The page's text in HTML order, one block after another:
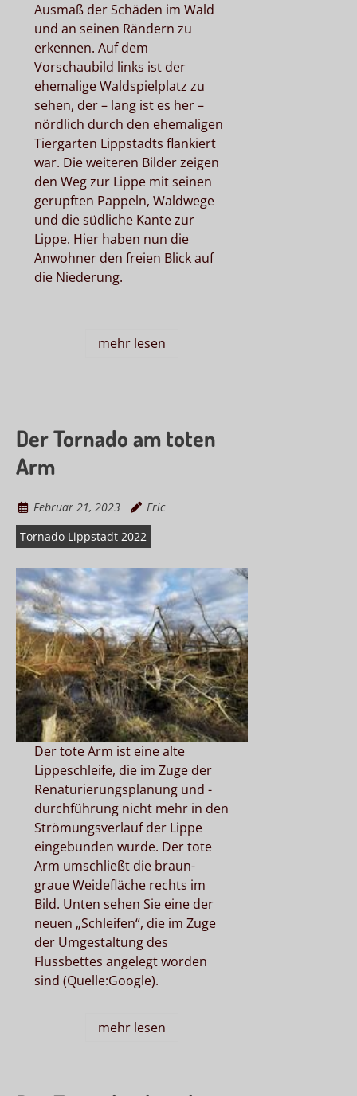
Ausmaß der Schäden im Wald
und an seinen Rändern zu
erkennen. Auf dem
Vorschaubild links ist der
ehemalige Waldspielplatz zu
sehen, der – lang ist es her –
nördlich durch den ehemaligen
Tiergarten Lippstadts flankiert
war. Die weiteren Bilder zeigen
den Weg zur Lippe mit seinen
gerupften Pappeln, Waldwege
und die südliche Kante zur
Lippe. Hier haben nun die
Anwohner den freien Blick auf
die Niederung.
mehr lesen
Der Tornado am toten
Arm
Februar 21, 2023
Eric
Tornado Lippstadt 2022
Der tote Arm ist eine alte
Lippeschleife, die im Zuge der
Renaturierungsplanung und -
durchführung nicht mehr in den
Strömungsverlauf der Lippe
eingebunden wurde. Der tote
Arm umschließt die braun-
graue Weidefläche rechts im
Bild. Unten sehen Sie eine der
neuen „Schleifen“, die im Zuge
der Umgestaltung des
Flussbettes angelegt worden
sind (Quelle:Google).
mehr lesen